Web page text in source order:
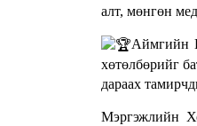
алт, мөнгөн
Аймгийн
хөтөлбөрийг
дараах
Мэргэжлийн